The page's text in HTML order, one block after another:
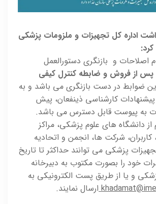
اداره کل تجهیزات و ملزومات پزشکی
:
اصلاحات و بازنگری دستورالعمل
از فروش و ضابطه کنترل کیفی
ضوابط در دست بازنگری می باشد و به
کارشناسی ذینفعان، پیش
به پیوست قابل دسترس می باشد.
از دانشگاه های علوم پزشکی، مراکز
شرکت ها، انجمن و اتحادیه
پزشکی می توانند حداکثر تا تاریخ
نقطه نظرات خود را بصورت مکتوب به دبیرخانه
و یا از طریق پست الکترونیکی به
ارسال نمایند.